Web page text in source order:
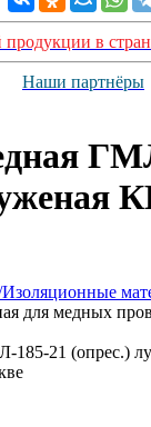
продукции в
Наши партнёры
Изоляционные
для медных